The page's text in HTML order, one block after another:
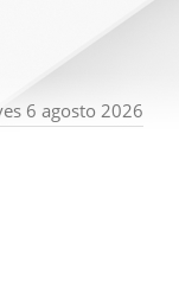
6 agosto 2026